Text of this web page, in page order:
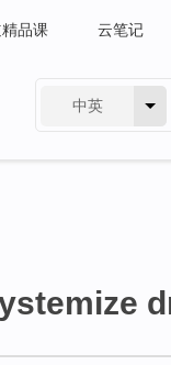
品课 云笔记
中英